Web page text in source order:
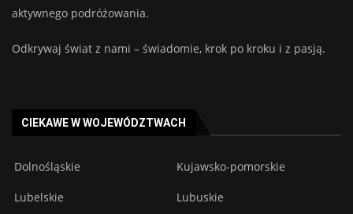
aktywnego podróżowania.
Odkrywaj świat z nami – świadomie, krok po kroku i z pasją.
CIEKAWE W WOJEWÓDZTWACH
Dolnośląskie Kujawsko-pomorskie
Lubelskie Lubuskie